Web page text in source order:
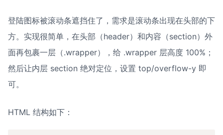
登陆图标被滚动条遮挡住了，需求是滚动条出现在头部的下
方。实现很简单，在头部（header）和内容（section）外
面再包裹一层（.wrapper），给 .wrapper 层高度 100%；
然后让内层 section 绝对定位，设置 top/overflow-y 即
可。
HTML 结构如下：